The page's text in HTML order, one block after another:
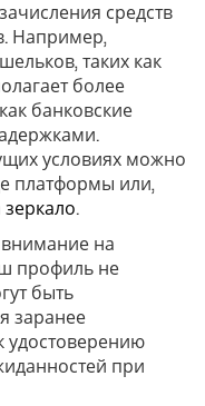
средств
Например,
таких как
более
банковские
условиях можно
платформы или,
.
на
профиль не
быть
заранее
удостоверению
при